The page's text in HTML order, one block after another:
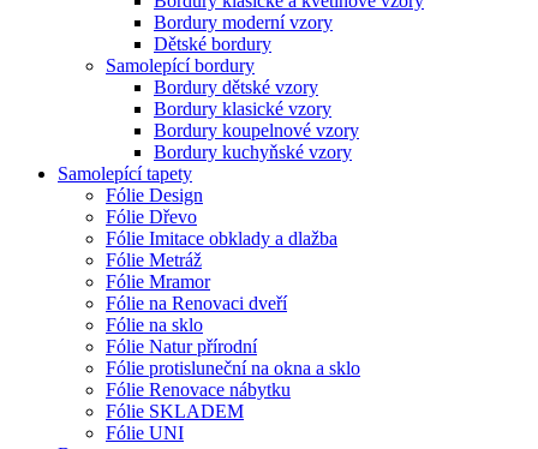
Bordury moderní vzory
Dětské bordury
Samolepící bordury
Bordury dětské vzory
Bordury klasické vzory
Bordury koupelnové vzory
Bordury kuchyňské vzory
Samolepící tapety
Fólie Design
Fólie Dřevo
Fólie Imitace obklady a dlažba
Fólie Metráž
Fólie Mramor
Fólie na Renovaci dveří
Fólie na sklo
Fólie Natur přírodní
Fólie protisluneční na okna a sklo
Fólie Renovace nábytku
Fólie SKLADEM
Fólie UNI